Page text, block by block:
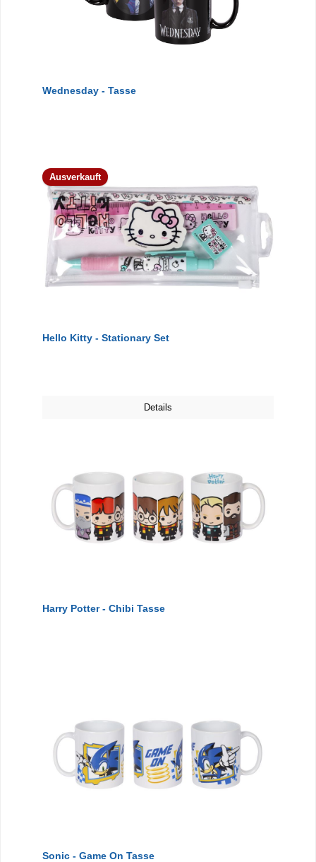
Wednesday - Tasse
Ausverkauft
Hello Kitty - Stationary Set
Details
Harry Potter - Chibi Tasse
Sonic - Game On Tasse